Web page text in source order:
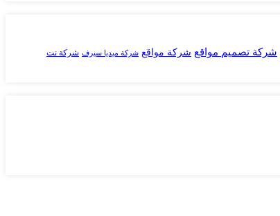
شركة تصميم مواقع شركة مواقع شركة ميديا سيرف شركة نت